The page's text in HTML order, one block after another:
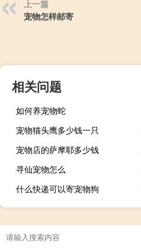
上一篇
宠物怎样邮寄
相关问题
如何养宠物蛇
宠物猫头鹰多少钱一只
宠物店的萨摩耶多少钱
寻仙宠物怎么
什么快递可以寄宠物狗